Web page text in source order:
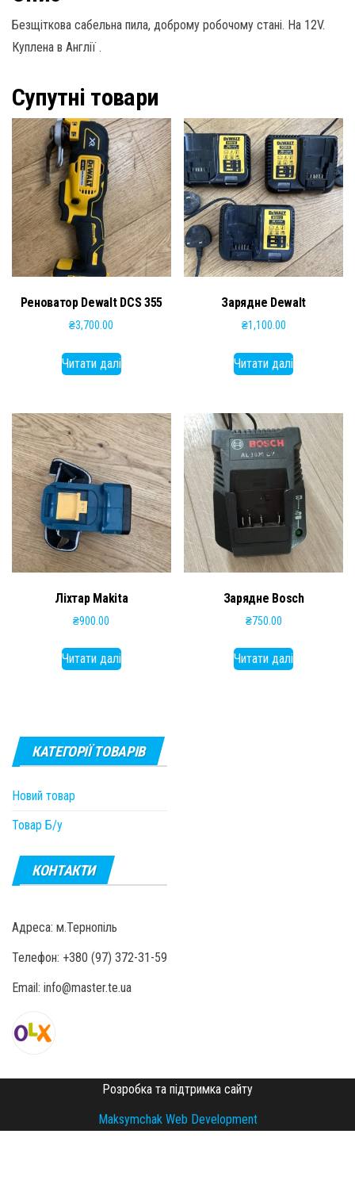
Безщіткова сабельна пила, доброму робочому стані. На 12V.
Куплена в Англії .
Супутні товари
Реноватор Dewalt DCS 355
₴3,700.00
Читати далі
Зарядне Dewalt
₴1,100.00
Читати далі
Ліхтар Makita
₴900.00
Читати далі
Зарядне Bosch
₴750.00
Читати далі
КАТЕГОРІЇ ТОВАРІВ
Новий товар
Товар Б/у
КОНТАКТИ
Адреса: м.Тернопіль
Телефон: +380 (97) 372-31-59
Email: info@master.te.ua
Розробка та підтримка сайту
Maksymchak Web Development